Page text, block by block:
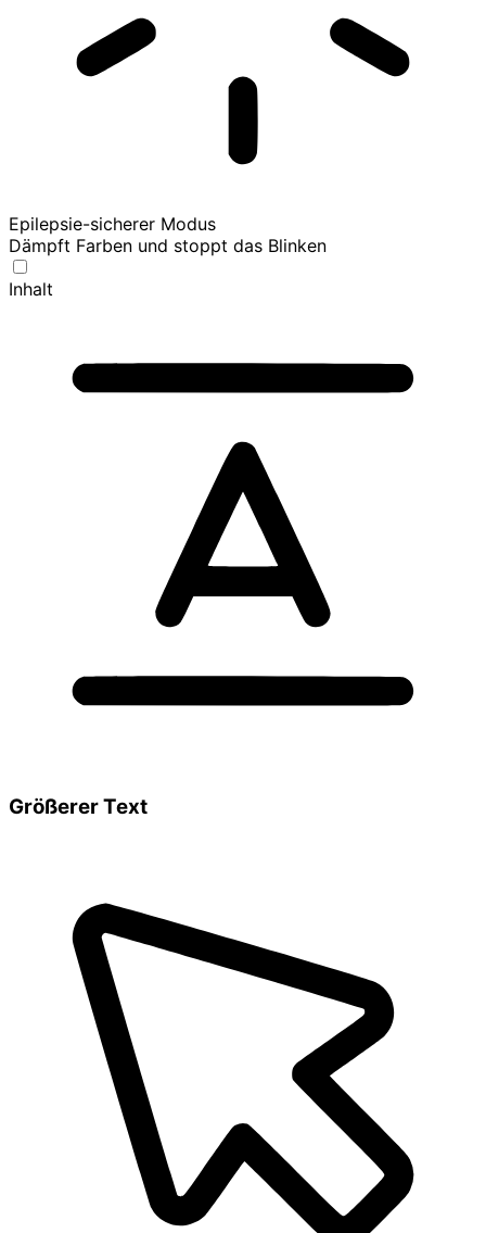
Epilepsie-sicherer Modus
Dämpft Farben und stoppt das Blinken
Inhalt
Größerer Text